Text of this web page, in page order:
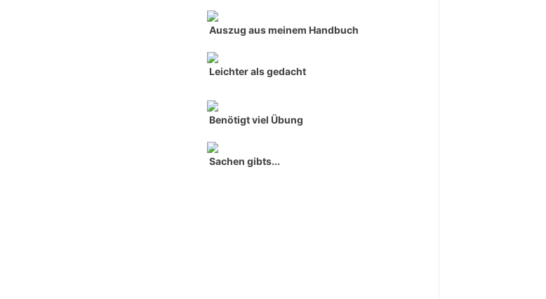
Auszug aus meinem Handbuch
Leichter als gedacht
Benötigt viel Übung
Sachen gibts...